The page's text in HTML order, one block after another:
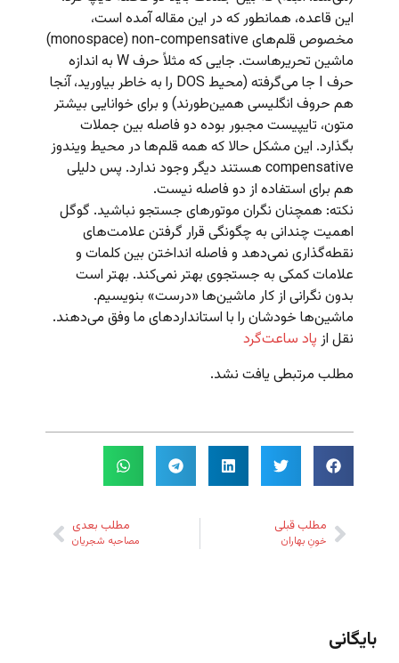
این قاعده، همانطور که در این مقاله آمده است،
مخصوص قلم‌های monospace) non-compensative)
ماشین تحریرهاست. جایی که مثلاً حرف W به اندازه
حرف I جا می‌گرفته (محیط DOS را به خاطر بیاورید، آنجا
هم حروف انگلیسی همین‌طورند) و برای خوانایی بیشتر
متون، تایپیست مجبور بوده دو فاصله بین جملات
بگذارد. این مشکل حالا که همه قلم‌ها در محیط ویندوز
compensative هستند دیگر وجود ندارد. پس دلیلی
هم برای استفاده از دو فاصله نیست.
نکته: همچنان نگران موتورهای جستجو نباشید. گوگل
اهمیت چندانی به چگونگی قرار گرفتن علامت‌های
نقطه‌گذاری نمی‌دهد و فاصله انداختن بین کلمات و
علامات کمکی به جستجوی بهتر نمی‌کند. بهتر است
بدون نگرانی از کار ماشین‌ها «درست» بنویسیم.
ماشین‌ها خودشان را با استانداردهای ما وفق می‌دهند.
نقل از پاد ساعت‌گرد
مطلب مرتبطی یافت نشد.
مطلب قبلی
خونِ بهاران
مطلب بعدی
مصاحبه شجریان
بایگانی